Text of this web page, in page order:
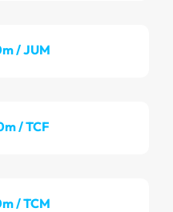
/ JUM
/ TCF
/ TCM